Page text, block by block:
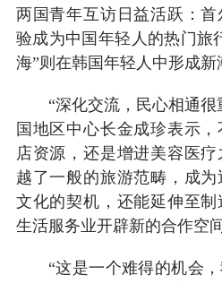
两国青年互访日益活跃：
验成为中国年轻人的热门旅
海”则在韩国年轻人中形成新
“深化交流，民心相通
国地区中心长金成珍表示
店资源，还是增进美容医
越了一般的旅游范畴，成
文化的契机，还能延伸至
生活服务业开辟新的合作空间
“这是一个难得的机会